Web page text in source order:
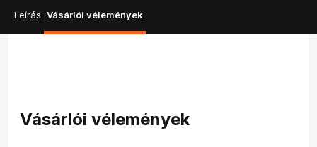
Leírás Vásárlói vélemények
Vásárlói vélemények